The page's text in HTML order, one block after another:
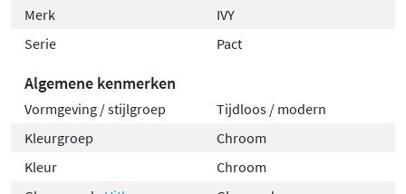
Merk
IVY
Serie
Pact
Algemene kenmerken
Vormgeving / stijlgroep
Tijdloos / modern
Kleurgroep
Chroom
Kleur
Chroom